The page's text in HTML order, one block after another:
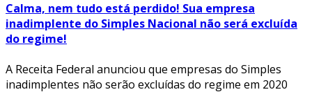
Calma, nem tudo está perdido! Sua empresa
inadimplente do Simples Nacional não será excluída
do regime!
A Receita Federal anunciou que empresas do Simples
inadimplentes não serão excluídas do regime em 2020